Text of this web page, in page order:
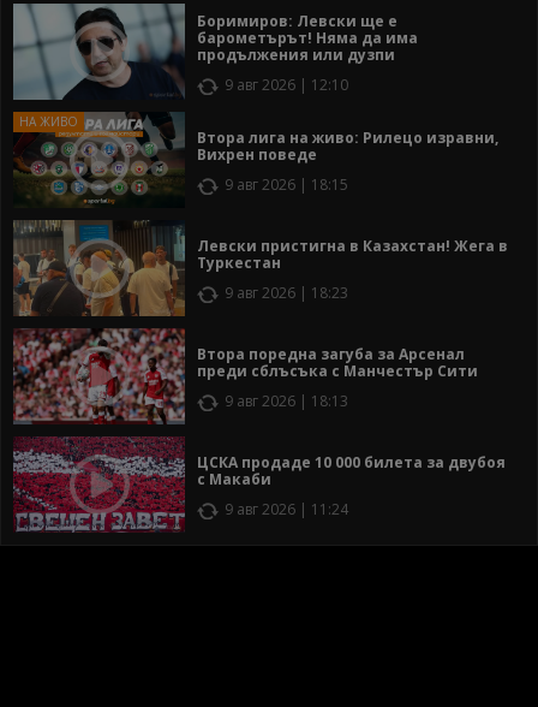
Боримиров: Левски ще е
барометърът! Няма да има
продължения или дузпи
9 авг 2026 | 12:10
Втора лига на живо: Рилецо изравни,
Вихрен поведе
9 авг 2026 | 18:15
Левски пристигна в Казахстан! Жега в
Туркестан
9 авг 2026 | 18:23
Втора поредна загуба за Арсенал
преди сблъсъка с Манчестър Сити
9 авг 2026 | 18:13
ЦСКА продаде 10 000 билета за двубоя
с Макаби
9 авг 2026 | 11:24